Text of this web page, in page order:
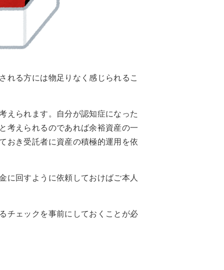
れる方には物足りなく感じられるこ
えられます。自分が認知症になった
考えられるのであれば余裕資産の一
おき受託者に資産の積極的運用を依
に回すように依頼しておけばご本人
チェックを事前にしておくことが必